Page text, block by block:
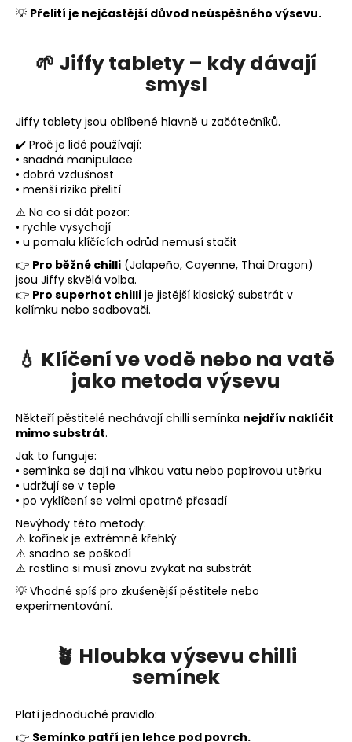
💡 Přelití je nejčastější důvod neúspěšného výsevu.
🌱 Jiffy tablety – kdy dávají
smysl
Jiffy tablety jsou oblíbené hlavně u začátečníků.
✔️ Proč je lidé používají:
• snadná manipulace
• dobrá vzdušnost
• menší riziko přelití
⚠️ Na co si dát pozor:
• rychle vysychají
• u pomalu klíčících odrůd nemusí stačit
👉 Pro běžné chilli (Jalapeño, Cayenne, Thai Dragon)
jsou Jiffy skvělá volba.
👉 Pro superhot chilli je jistější klasický substrát v
kelímku nebo sadbovači.
💧 Klíčení ve vodě nebo na vatě
jako metoda výsevu
Někteří pěstitelé nechávají chilli semínka nejdřív naklíčit
mimo substrát.
Jak to funguje:
• semínka se dají na vlhkou vatu nebo papírovou utěrku
• udržují se v teple
• po vyklíčení se velmi opatrně přesadí
Nevýhody této metody:
⚠️ kořínek je extrémně křehký
⚠️ snadno se poškodí
⚠️ rostlina si musí znovu zvykat na substrát
💡 Vhodné spíš pro zkušenější pěstitele nebo
experimentování.
🪴 Hloubka výsevu chilli
semínek
Platí jednoduché pravidlo:
👉 Semínko patří jen lehce pod povrch.